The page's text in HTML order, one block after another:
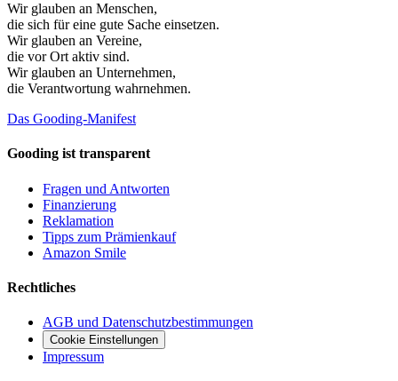
Wir glauben an Menschen,
die sich für eine gute Sache einsetzen.
Wir glauben an Vereine,
die vor Ort aktiv sind.
Wir glauben an Unternehmen,
die Verantwortung wahrnehmen.
Das Gooding-Manifest
Gooding ist transparent
Fragen und Antworten
Finanzierung
Reklamation
Tipps zum Prämienkauf
Amazon Smile
Rechtliches
AGB und Datenschutzbestimmungen
Cookie Einstellungen
Impressum